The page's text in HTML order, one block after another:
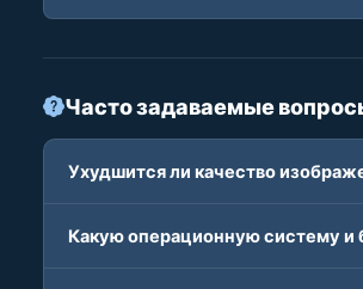
Часто задаваемые
Ухудшится ли качество
Какую операционную систему и